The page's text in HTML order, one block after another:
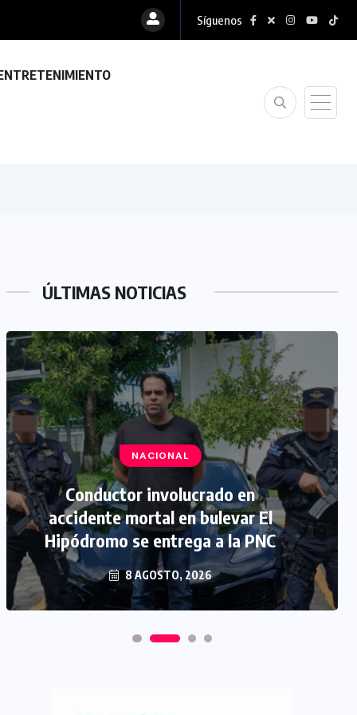
Síguenos
ÚLTIMAS NOTICIAS
NACIONAL
Conductor involucrado en
accidente mortal en bulevar El
Hipódromo se entrega a la PNC
8 AGOSTO, 2026